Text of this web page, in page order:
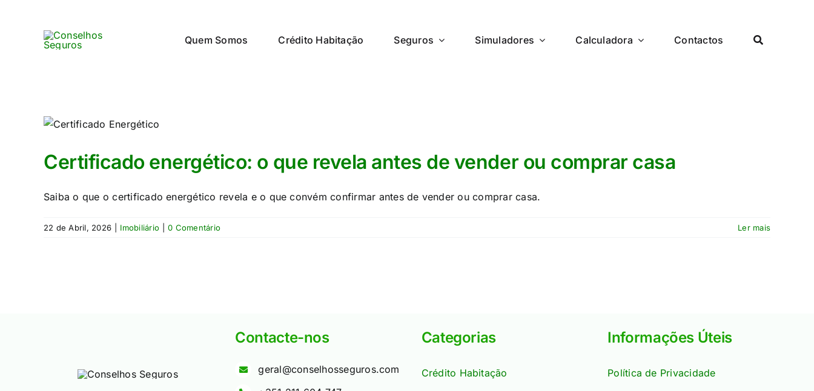
Quem Somos Crédito Habitação Seguros Simuladores Calculadora Contactos
Certificado energético: o que revela antes de vender ou comprar casa
Saiba o que o certificado energético revela e o que convém confirmar antes de vender ou comprar casa.
22 de Abril, 2026 Imobiliário 0 Comentário Ler mais
Contacte-nos
geral@conselhosseguros.com
Categorias
Crédito Habitação
Informações Úteis
Política de Privacidade